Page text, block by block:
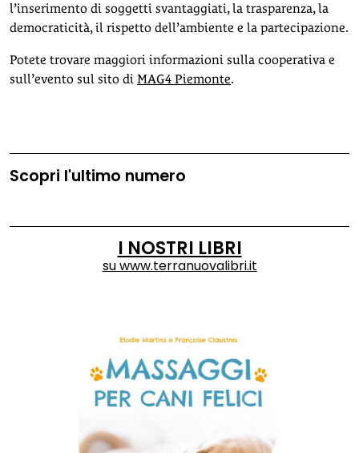
l’inserimento di soggetti svantaggiati, la trasparenza, la
democraticità, il rispetto dell’ambiente e la partecipazione.
Potete trovare maggiori informazioni sulla cooperativa e
sull’evento sul sito di MAG4 Piemonte.
Scopri l'ultimo numero
I NOSTRI LIBRI
suwww.terranuovalibri.it